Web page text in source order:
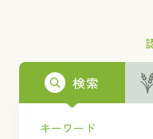
検索
キーワード